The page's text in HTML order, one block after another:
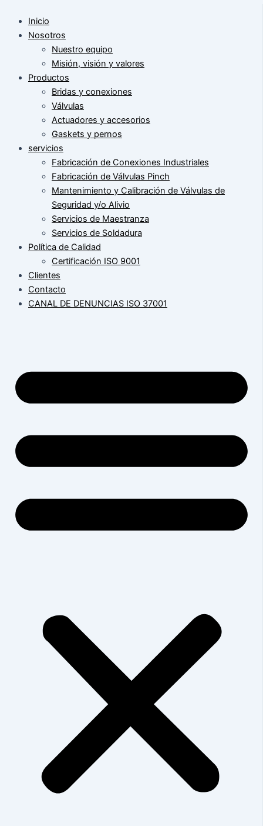
Inicio
Nosotros
Nuestro equipo
Misión, visión y valores
Productos
Bridas y conexiones
Válvulas
Actuadores y accesorios
Gaskets y pernos
servicios
Fabricación de Conexiones Industriales
Fabricación de Válvulas Pinch
Mantenimiento y Calibración de Válvulas de
Seguridad y/o Alivio
Servicios de Maestranza
Servicios de Soldadura
Política de Calidad
Certificación ISO 9001
Clientes
Contacto
CANAL DE DENUNCIAS ISO 37001